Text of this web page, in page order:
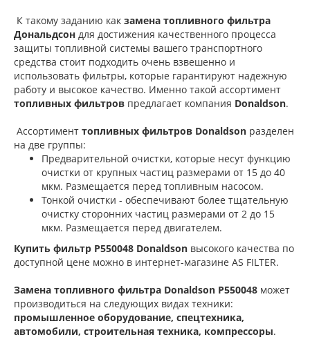
К такому заданию как замена топливного фильтра
Дональдсон для достижения качественного процесса
защиты топливной системы вашего транспортного
средства стоит подходить очень взвешенно и
использовать фильтры, которые гарантируют надежную
работу и высокое качество. Именно такой ассортимент
топливных фильтров предлагает компания Donaldson.
Ассортимент топливных фильтров Donaldson разделен
на две группы:
Предварительной очистки, которые несут функцию
очистки от крупных частиц размерами от 15 до 40
мкм. Размещается перед топливным насосом.
Тонкой очистки - обеспечивают более тщательную
очистку сторонних частиц размерами от 2 до 15
мкм. Размещается перед двигателем.
Купить фильтр P550048 Donaldson высокого качества по
доступной цене можно в интернет-магазине AS FILTER.
Замена топливного фильтра Donaldson P550048 может
производиться на следующих видах техники:
промышленное оборудование, спецтехника,
автомобили, строительная техника, компрессоры.